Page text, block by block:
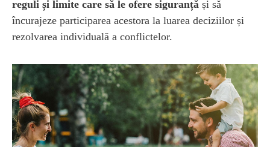
reguli și limite care să le ofere siguranță și să
încurajeze participarea acestora la luarea deciziilor și
rezolvarea individuală a conflictelor.